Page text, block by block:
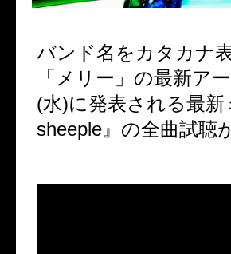
バンド名をカタカナ
「メリー」の最新ア
(水)に発表される最
sheeple 』の全曲試聴